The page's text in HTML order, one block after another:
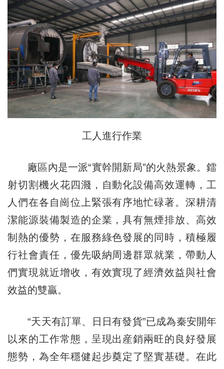
工人進行作業
廠區內是一派“實幹開新局”的火熱景象。鐳
射切割機火花四濺，自動化設備高效運轉，工
人們在各自崗位上緊張有序地忙碌著。深耕清
潔能源裝備製造的企業，具有無煙排放、高效
制熱的優勢，在服務綠色發展的同時，積極履
行社會責任，優先吸納周邊群眾就業，帶動人
們實現就近增收，有效實現了經濟效益與社會
效益的雙贏。
“天天有訂單、日日有發貨”已成為秦安開年
以來的工作常態，呈現出産銷兩旺的良好發展
態勢，為全年穩健起步奠定了堅實基礎。在此